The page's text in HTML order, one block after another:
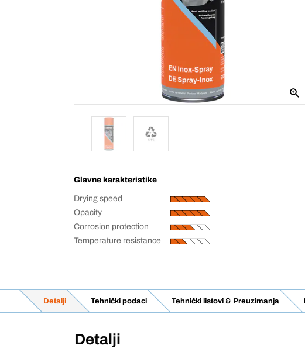
Glavne karakteristike
Drying speed
Opacity
Corrosion protection
Temperature resistance
Detalji Tehnički podaci Tehnički listovi & Preuzimanja
Detalji